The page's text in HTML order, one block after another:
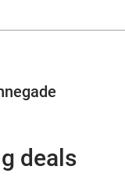
deals